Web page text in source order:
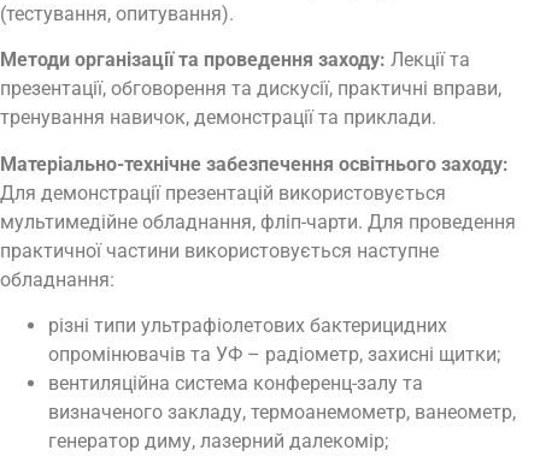
(тестування, опитування).
Методи організації та проведення заходу: Лекції та
презентації, обговорення та дискусії, практичні вправи,
тренування навичок, демонстрації та приклади.
Матеріально-технічне забезпечення освітнього заходу:
Для демонстрації презентацій використовується
мультимедійне обладнання, фліп-чарти. Для проведення
практичної частини використовується наступне
обладнання:
різні типи ультрафіолетових бактерицидних
опромінювачів та УФ – радіометр, захисні щитки;
вентиляційна система конференц-залу та
визначеного закладу, термоанемометр, ванеометр,
генератор диму, лазерний далекомір;